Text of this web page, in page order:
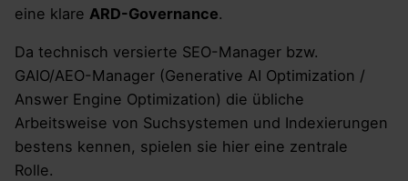
eine klare ARD-Governance.
Da technisch versierte SEO-Manager bzw.
GAIO/AEO-Manager (Generative AI Optimization /
Answer Engine Optimization) die übliche
Arbeitsweise von Suchsystemen und Indexierungen
bestens kennen, spielen sie hier eine zentrale
Rolle.